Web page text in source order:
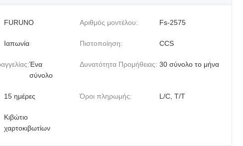
FURUNO Αριθμός μοντέλου: Fs-2575
Ιαπωνία Πιστοποίηση: CCS
Ένα
σύνολο
Δυνατότητα Προμήθειας: 30 σύνολο το μήνα
15 ημέρες Όροι πληρωμής: L/C, T/T
Κιβώτιο
χαρτοκιβωτίων